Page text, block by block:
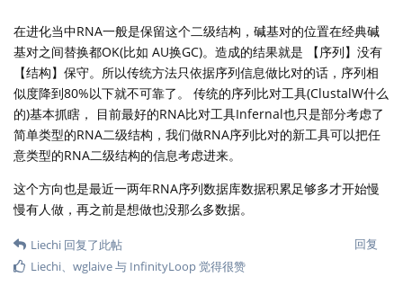
在进化当中RNA一般是保留这个二级结构，碱基对的位置在经典碱
基对之间替换都OK(比如 AU换GC)。造成的结果就是 【序列】没有
【结构】保守。所以传统方法只依据序列信息做比对的话，序列相
似度降到80%以下就不可靠了。 传统的序列比对工具(ClustalW什么
的)基本抓瞎， 目前最好的RNA比对工具Infernal也只是部分考虑了
简单类型的RNA二级结构，我们做RNA序列比对的新工具可以把任
意类型的RNA二级结构的信息考虑进来。
这个方向也是最近一两年RNA序列数据库数据积累足够多才开始慢
慢有人做，再之前是想做也没那么多数据。
回复
Liechi 回复了此帖
Liechi
wglaive与 InfinityLoop觉得很赞